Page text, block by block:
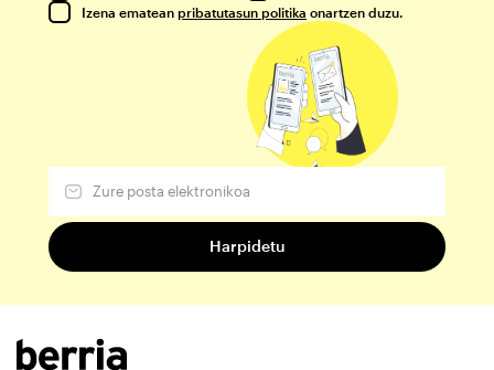
Izena ematean pribatutasun politika onartzen duzu.